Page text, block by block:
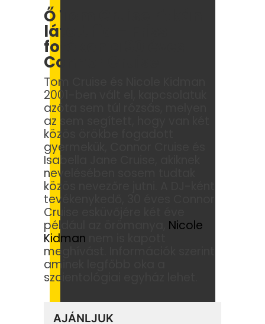
Ő Tom Cruise ritkán
látott fia – Friss
fotókon a 30 éves
Connor Cruise
Tom Cruise és Nicole Kidman
2001-ben vált el, kapcsolatuk
azóta sem túl rózsás, melyen
az sem segített, hogy van két
közös örökbe fogadott
gyermekük, Connor Cruise és
Isabella Jane Cruise, akiknek
nevelésében sosem tudtak
közös nevezőre jutni. A DJ-ként
tevékenykedő, 30 éves Connor
Cruise esküvőjére két éve
például az örömanya, Nicole
Kidman
meghívást. Információk szerint
aminek legfőbb oka a
szcientológiai egyház lehet.